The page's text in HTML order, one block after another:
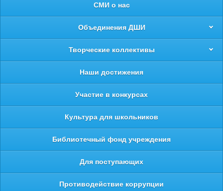
СМИ о нас
Объединения ДШИ
Творческие коллективы
Наши достижения
Участие в конкурсах
Культура для школьников
Библиотечный фонд учреждения
Для поступающих
Противодействие коррупции